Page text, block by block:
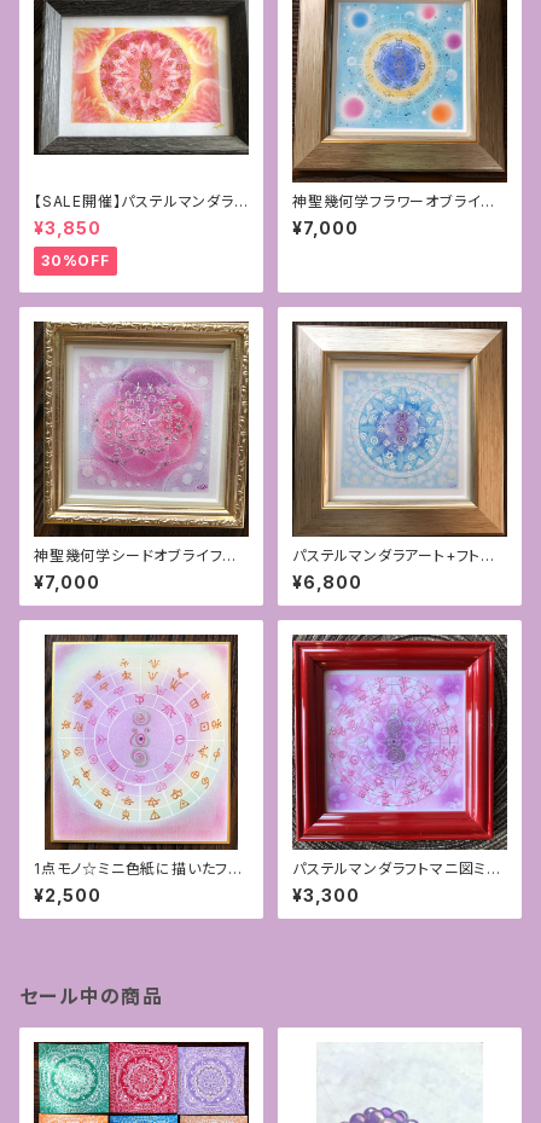
【SALE開催】パステルマンダラ
+フトマニ図アート〜新生〜
¥3,850
30%OFF
神聖幾何学フラワーオブライフ
＋フトマニ図アート 15cmサイズ
¥7,000
神聖幾何学シードオブライフパ
ステルアート＋あわうた「ハート
を開く」
¥7,000
パステルマンダラアート+フトマ
ニ図
¥6,800
1点モノ☆ミニ色紙に描いたフト
マニ図アート[ハートチャクラ]
¥2,500
パステルマンダラフトマニ図ミニ
アート
¥3,300
セール中の商品